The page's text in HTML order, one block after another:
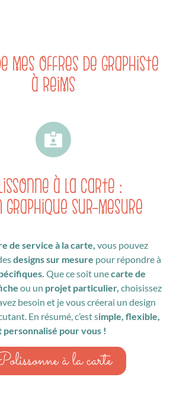
mes offres de Graphiste
à Reims
à la carte :
graphique sur-mesure
de service à la carte, vous pouvez
designs sur mesure pour répondre à
Que ce soit unecarte de
ou un projet particulier, choisissez
besoin et je vous créerai un design
En résumé, c’est simple, flexible,
pour vous !
à la carte